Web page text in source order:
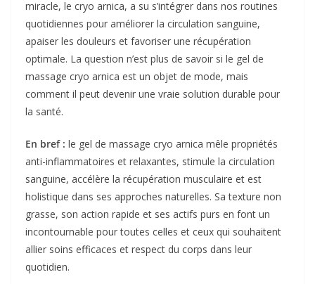
miracle, le cryo arnica, a su s’intégrer dans nos routines
quotidiennes pour améliorer la circulation sanguine,
apaiser les douleurs et favoriser une récupération
optimale. La question n’est plus de savoir si le gel de
massage cryo arnica est un objet de mode, mais
comment il peut devenir une vraie solution durable pour
la santé.
En bref : le gel de massage cryo arnica mêle propriétés
anti-inflammatoires et relaxantes, stimule la circulation
sanguine, accélère la récupération musculaire et est
holistique dans ses approches naturelles. Sa texture non
grasse, son action rapide et ses actifs purs en font un
incontournable pour toutes celles et ceux qui souhaitent
allier soins efficaces et respect du corps dans leur
quotidien.